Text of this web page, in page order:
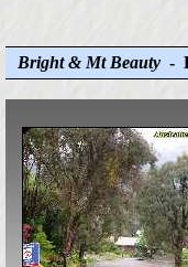
Bright & Mt Beauty -